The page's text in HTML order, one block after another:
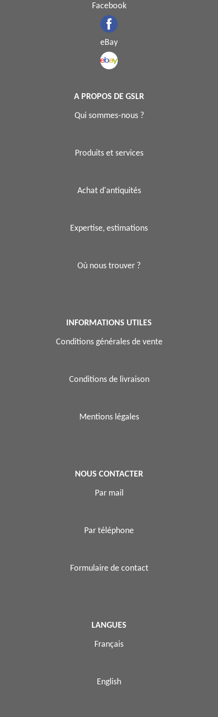
Facebook
eBay
A PROPOS DE GSLR
Qui sommes-nous ?
Produits et services
Achat d'antiquités
Expertise, estimations
Où nous trouver ?
INFORMATIONS UTILES
Conditions générales de vente
Conditions de livraison
Mentions légales
NOUS CONTACTER
Par mail
Par téléphone
Formulaire de contact
LANGUES
Français
English